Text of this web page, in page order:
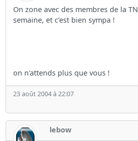
On zone avec des membres de la
semaine, et c'est bien sympa !
on n'attends plus que vous !
23 août 2004 à 22:07
lebow